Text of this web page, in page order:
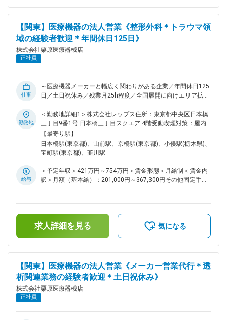
集、販売戦略の提案 ■仕事の特徴： ・担当エリア、顧客に対
し一人で裁量を持って動ける自走型の営業スタイル ・顧客と
の関係構築を通じて、長期的な信頼関係の中で売上を伸ばすス
タンス ■組織構成： 配属先は、全18名（男性15名、女性3名）
が在籍しております。 ■当社について： ・当社は関東でトッ
とができた要因は当社独自の営業スタイルです。医療機関を広
くカバーし病院との窓口となる「エリア営業」、特定分野のス
行う「専門営業」、在宅患者向けの福祉用具等を扱う「ライフ
ケア営業」の3つに営業部隊を分けることによって的確に顧客
のニーズに対応することができます。 ・東証プライム上場の
メディアスホールディングスのグループ会社です。業績は年々
増収増益で、設立60年を超えてもなお成長し続ける企業で
円、総合職手当15,000円、地域手当10,000円）賃金はあくま
でも目安の金額であり、選考を通じて上下する可能性がありま
す。月給(月額)は固定手当を含めた表記です。
【関東】医療機器の法人営業《整形外科＊トラウマ領
域の経験者歓迎＊年間休日125日》
株式会社栗原医療器械店
正社員
仕事
～医療機器メーカーと幅広く関わりがある企業／年間休日125
日／土日祝休み／残業月25h程度／全国展開に向けエリア拡大
は、関東トップクラスの売上を誇る、創業70年以上の医療機
器商社の子会社として新たに設立された、医療メーカー向けの
営業支援専門企業となります。※ ■はじめに： トラウマ領域製
品を扱う医療機器メーカーの営業担当として、メーカーの代わ
りに病院やディーラーに対する営業活動を行っていただきま
ュー、外固定器など）の提案・導入支援、医師や臨床スタッフ
との連携、製品説明やトレーニングの実施を担当します。ま
だきます。 ■業務内容詳細： ・骨折治療関連製品（プレー
ト、スクリュー、外固定器など）の営業活動 ・医師・看護
師・臨床工学技士との連携による製品導入支援 ・手術立ち会
い、製品説明、トレーニングの実施・病院 ・クリニックへの
進、市場情報の収集、販売戦略の提案 ・学会やセミナーでの
情報収集、製品PR活動 ■組織構成： 配属先は、全18名（男性
15名、女性3名）が在籍しております。 ■当社について： ・当
社は関東でトップクラスのシェアを持つ総合医療商社です。扱
っていない製品がないほどのラインナップで、「栗原に頼めば
勤務地
＜勤務地詳細1＞株式会社レップス住所：東京都中央区日本橋
三丁目9番1号 日本橋三丁目スクエア 4階受動喫煙対策：屋内
全面禁煙＜勤務地詳細2＞関東エリア住所：東京都／神奈川県
／埼玉県／茨城県／栃木県／群馬県 受動喫煙対策：屋内全面
禁煙＜勤務地詳細3＞株式会社栗原医療器械店住所：群馬県太
敷地内全面禁煙
【最寄り駅】
日本橋駅(東京都)、山前駅、京橋駅(東京都)、小俣駅(栃木県)、
宝町駅(東京都)、韮川駅
給与
＜予定年収＞421万円～754万円＜賃金形態＞月給制＜賃金内
訳＞月額（基本給）：201,000円～367,300円その他固定手当/
昇給有無＞有＜残業手当＞有＜給与補足＞※給与はご経験をも
とに決定。■昇給：年1回（9月）■賞与：年2回（6月、12月）
給与例：医療業界経験５年、総合職の場合年収：491万円うち
円、総合職手当15,000円、地域手当10,000円）賃金はあくま
でも目安の金額であり、選考を通じて上下する可能性がありま
す。月給(月額)は固定手当を含めた表記です。
求人詳細を見る 気になる
【関東】医療機器の法人営業《メーカー営業代行＊透
析関連業務の経験者歓迎＊土日祝休み》
株式会社栗原医療器械店
正社員